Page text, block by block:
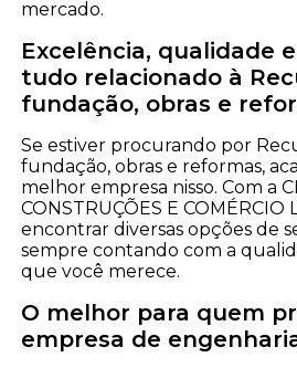
mercado.
Excelência, qualidade
tudo relacionado à
fundação, obras e
Se estiver procurando por
fundação, obras e reformas,
melhor empresa nisso. Com a
CONSTRUÇÕES E COMÉRCIO
encontrar diversas opções de
sempre contando com a
que você merece.
O melhor para quem
empresa de